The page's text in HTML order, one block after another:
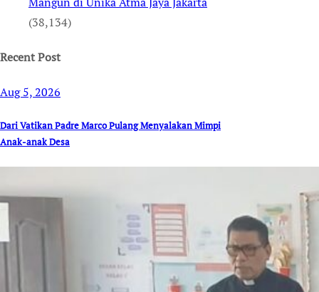
(38,134)
Recent Post
Aug 5, 2026
Dari Vatikan Padre Marco Pulang Menyalakan Mimpi
Anak-anak Desa